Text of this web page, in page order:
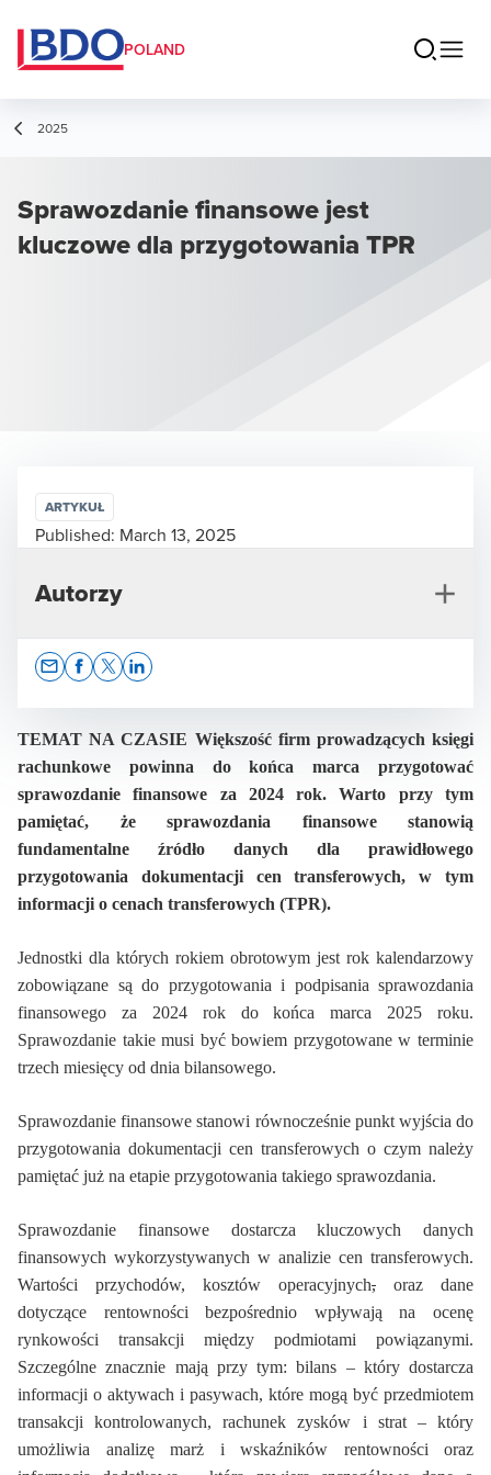
POLAND
2025
Sprawozdanie finansowe jest
kluczowe dla przygotowania TPR
TEMAT NA CZASIE Większość firm prowadzących księgi
rachunkowe powinna do końca marca przygotować
sprawozdanie finansowe za 2024 rok. Warto przy tym
pamiętać, że sprawozdania finansowe stanowią
fundamentalne źródło danych dla prawidłowego
przygotowania dokumentacji cen transferowych, w tym
informacji o cenach transferowych (TPR).
Jednostki dla których rokiem obrotowym jest rok kalendarzowy
zobowiązane są do przygotowania i podpisania sprawozdania
finansowego za 2024 rok do końca marca 2025 roku.
Sprawozdanie takie musi być bowiem przygotowane w terminie
trzech miesięcy od dnia bilansowego.
Sprawozdanie finansowe stanowi równocześnie punkt wyjścia do
przygotowania dokumentacji cen transferowych o czym należy
pamiętać już na etapie przygotowania takiego sprawozdania.
Sprawozdanie finansowe dostarcza kluczowych danych
finansowych wykorzystywanych w analizie cen transferowych.
Wartości przychodów, kosztów operacyjnych, oraz dane
dotyczące rentowności bezpośrednio wpływają na ocenę
rynkowości transakcji między podmiotami powiązanymi.
Szczególne znacznie mają przy tym: bilans – który dostarcza
informacji o aktywach i pasywach, które mogą być przedmiotem
transakcji kontrolowanych, rachunek zysków i strat – który
umożliwia analizę marż i wskaźników rentowności oraz
ARTYKUŁ
Published: March 13, 2025
Autorzy
Joanna Pasymowska
Partner w Dziale Doradztwa Podatkowego